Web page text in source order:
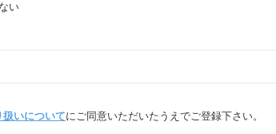
い
いについてにご同意いただいたうえでご登録下さい。